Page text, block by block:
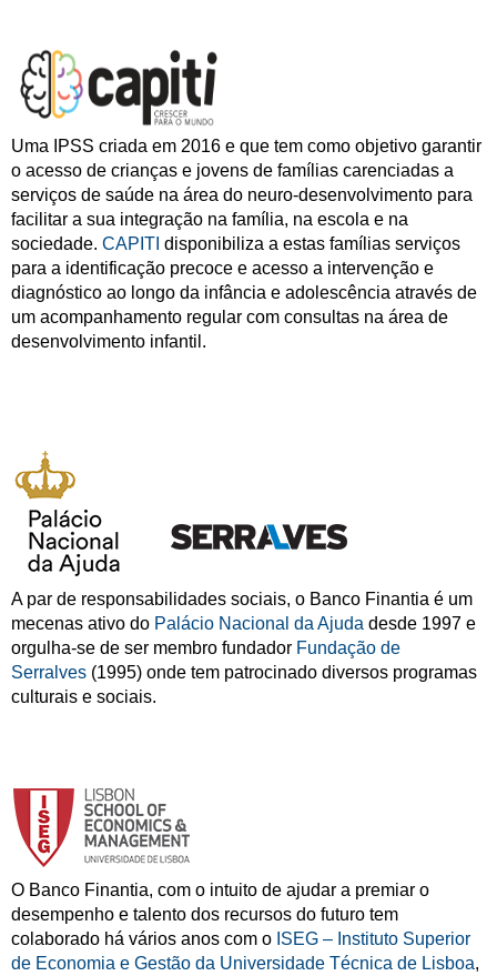
Uma IPSS criada em 2016 e que tem como objetivo garantir
o acesso de crianças e jovens de famílias carenciadas a
serviços de saúde na área do neuro-desenvolvimento para
facilitar a sua integração na família, na escola e na
sociedade. CAPITI disponibiliza a estas famílias serviços
para a identificação precoce e acesso a intervenção e
diagnóstico ao longo da infância e adolescência através de
um acompanhamento regular com consultas na área de
desenvolvimento infantil.
A par de responsabilidades sociais, o Banco Finantia é um
mecenas ativo do Palácio Nacional da Ajuda desde 1997 e
orgulha-se de ser membro fundador Fundação de
Serralves (1995) onde tem patrocinado diversos programas
culturais e sociais.
O Banco Finantia, com o intuito de ajudar a premiar o
desempenho e talento dos recursos do futuro tem
colaborado há vários anos com o ISEG – Instituto Superior
de Economia e Gestão da Universidade Técnica de Lisboa,